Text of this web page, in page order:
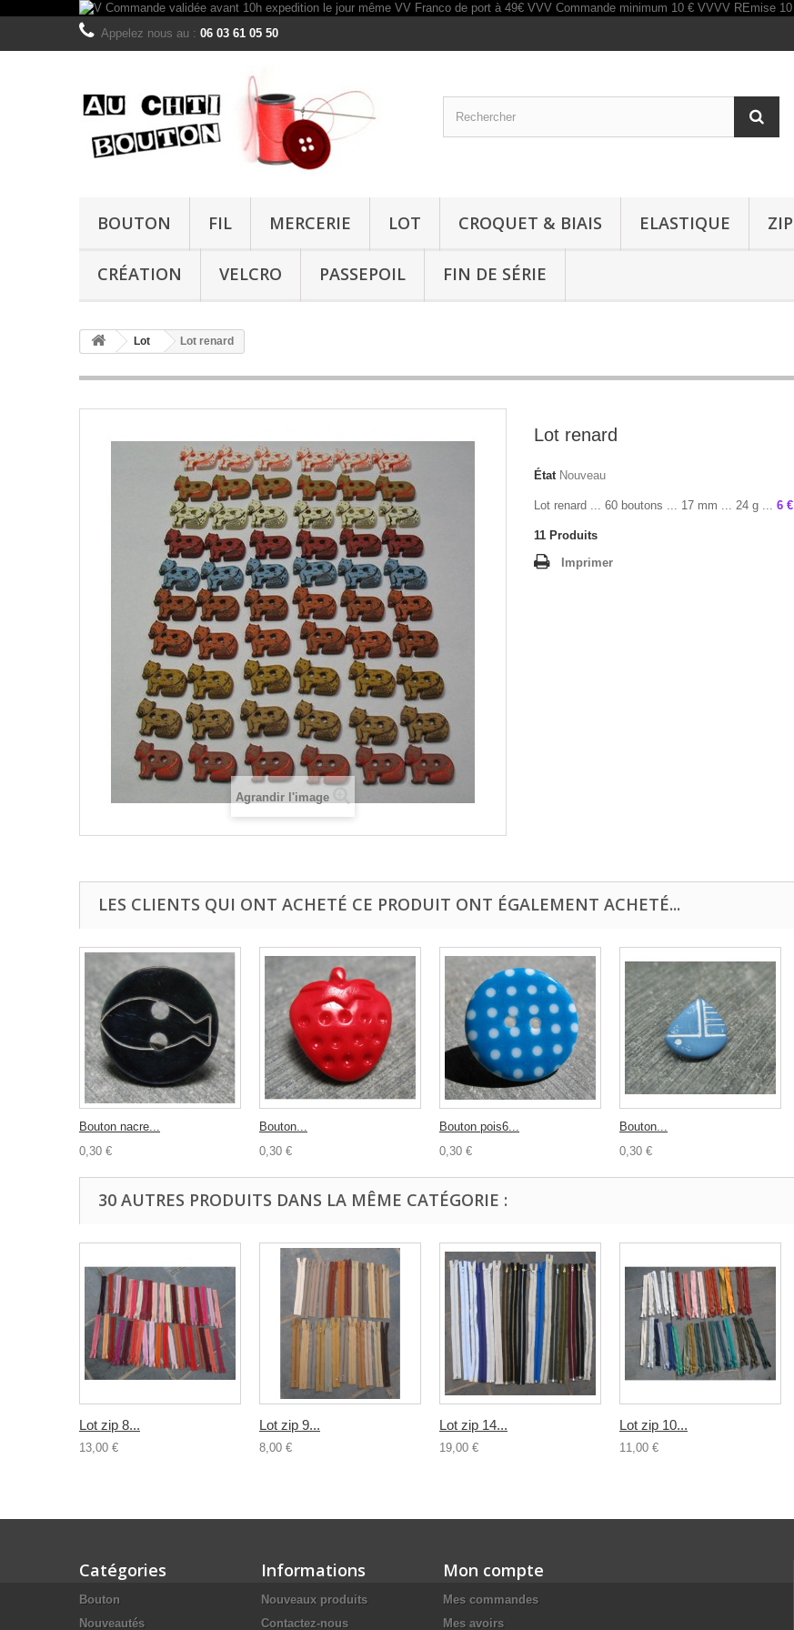
Appelez nous au : 06 03 61 05 50
BOUTON FIL MERCERIE LOT CROQUET & BIAIS ELASTIQUE ZIP
CRÉATION VELCRO PASSEPOIL FIN DE SÉRIE
Lot Lot renard
Agrandir l'image
Lot renard
État Nouveau
Lot renard ... 60 boutons ... 17 mm ... 24 g ... 6 €
11 Produits
Imprimer
LES CLIENTS QUI ONT ACHETÉ CE PRODUIT ONT ÉGALEMENT ACHETÉ...
Bouton nacre...
0,30 €
Bouton...
0,30 €
Bouton pois6...
0,30 €
Bouton...
0,30 €
30 AUTRES PRODUITS DANS LA MÊME CATÉGORIE :
Lot zip 8...
13,00 €
Lot zip 9...
8,00 €
Lot zip 14...
19,00 €
Lot zip 10...
11,00 €
Catégories
Bouton
Nouveautés
Informations
Nouveaux produits
Contactez-nous
Mon compte
Mes commandes
Mes avoirs